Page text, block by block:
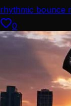
rhythmic bounce
0